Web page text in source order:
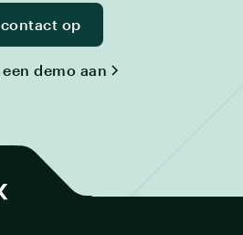
op
demo aan